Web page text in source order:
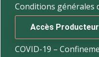
Conditions générales
Accès Producteur
COVID-19 –